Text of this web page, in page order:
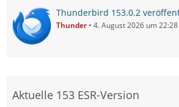
Thunderbird 153.0.2
Thunder 4. August 2026 um 22:28
Aktuelle 153 ESR-Version